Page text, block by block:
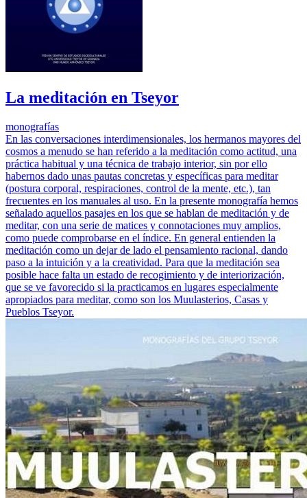
La meditación en Tseyor
monografías
En las conversaciones interdimensionales, los hermanos mayores del
cosmos a menudo se han referido a la meditación como actitud, una
práctica habitual y una técnica de trabajo interior, sin por ello
habernos dado unas pautas concretas y específicas para meditar
(postura corporal, respiraciones, control de la mente, etc.), tan
frecuentes en los manuales al uso. En la presente monografía hemos
señalado aquellos pasajes en los que se hablan de meditación y de
meditar, con una serie de matices y connotaciones muy amplios,
como puede comprobarse en el índice. En general entienden la
meditación como un dejar de lado el pensamiento racional, dando
paso a la intuición y a la creatividad. Para que la meditación sea
posible hace falta un estado de recogimiento y de interiorización,
que se ve favorecido si la practicamos en lugares especialmente
apropiados para meditar, como son los Muulasterios, Casas y
Pueblos Tseyor.